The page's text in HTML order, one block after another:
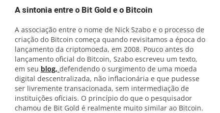
A sintonia entre o Bit Gold e o Bitcoin
A associação entre o nome de Nick Szabo e o processo de
criação do Bitcoin começa quando revisitamos a época do
lançamento da criptomoeda, em 2008. Pouco antes do
lançamento oficial do Bitcoin, Szabo escreveu um texto,
em seu blog, defendendo o surgimento de uma moeda
digital descentralizada, não inflacionária e que pudesse
ser livremente transacionada, sem intermediação de
instituições oficiais. O princípio do que o pesquisador
chamou de Bit Gold é realmente muito similar ao Bitcoin.